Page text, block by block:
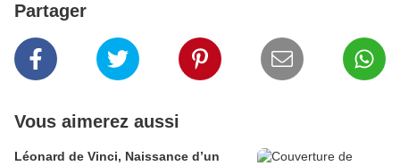
Partager
Vous aimerez aussi
Léonard de Vinci, Naissance d’un